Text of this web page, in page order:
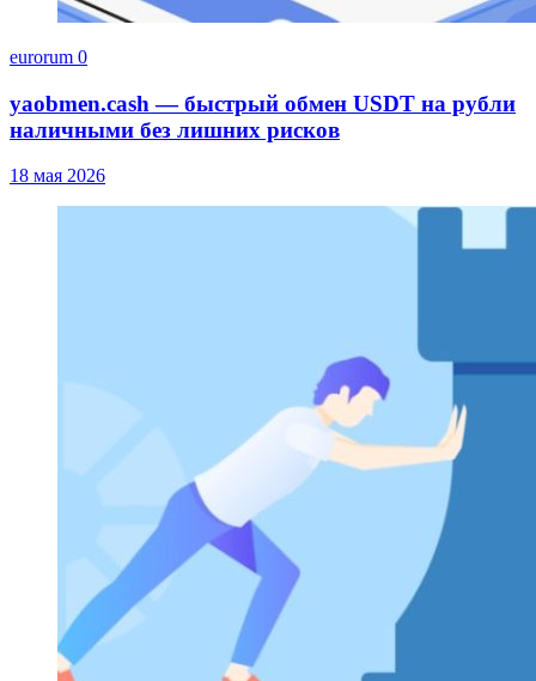
eurorum 0
yaobmen.cash — быстрый обмен USDT на рубли
наличными без лишних рисков
18 мая 2026